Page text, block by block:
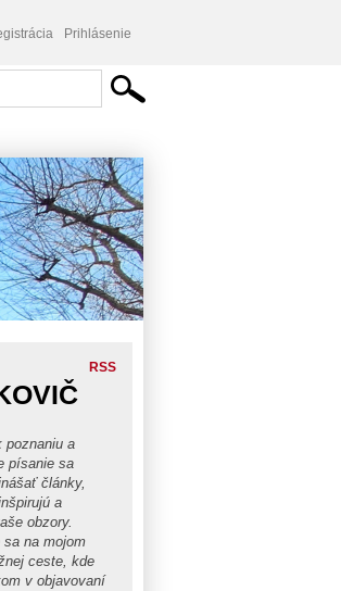
Prihlásenie
RSS
poznaniu a
písanie sa
články,
a
obzory.
sa na mojom
ceste, kde
v objavovaní